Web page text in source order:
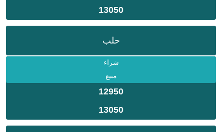
13050
حلب
شراء
مبيع
12950
13050